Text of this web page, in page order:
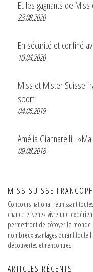
Et les gagnants de
23.08.2020
En sécurité et confiné
10.04.2020
Miss et Mister Suisse
sport
04.06.2019
Amélia Giannarelli :
09.08.2018
MISS SUISSE
Concours national réunissant
chance et venez vivre une
permettront de côtoyer le
nombreux avantages durant toute
découvertes et rencontres.
ARTICLES RÉCENTS